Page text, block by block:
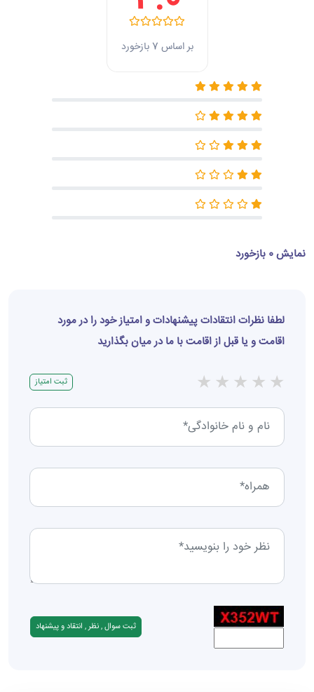
بر اساس 7 بازخورد
نمایش 0 بازخورد
لطفا نظرات انتقادات پیشنهادات و امتیاز خود را در مورد
اقامت و یا قبل از اقامت با ما در میان بگذارید
★
★
★
★
★ ثبت امتیاز